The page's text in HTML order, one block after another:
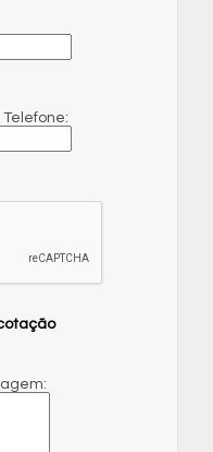
Telefone: